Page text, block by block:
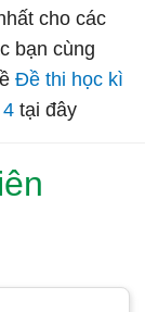
cho các
bạn cùng
Đề thi học kì
tại đây